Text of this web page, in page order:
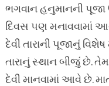
ભગવાન હનુમાનની પૂજા
દિવસ પણ મનાવવામાં
દેવી તારાની પૂજાનું
તારાનું સ્થાન બીજું છે.
દેવી માનવામાં આવે છે.